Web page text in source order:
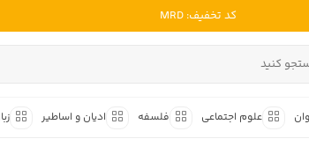
کد تخفیف: MRD
علوم اجتماعی فلسفه ادیان و اساطیر
ملل